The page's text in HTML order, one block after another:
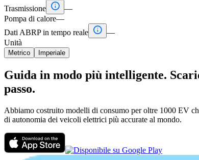
Trasmissione  —
Pompa di calore—
Dati ABRP in tempo reale  —
Unità
Metrico Imperiale
Guida in modo più intelligente.
passo.
Abbiamo costruito modelli di consumo per oltre 1000 EV
di autonomia dei veicoli elettrici più accurate al mondo.